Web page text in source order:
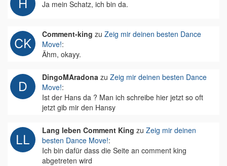
Ja mein Schatz, ich bin da.
Comment-king zu Zeig mir deinen besten Dance
Move!:
Ähm, okayy.
DingoMAradona zu Zeig mir deinen besten Dance
Move!:
Ist der Hans da ? Man ich schreibe hier jetzt so oft
jetzt gib mir den Hansy
Lang leben Comment King zu Zeig mir deinen
besten Dance Move!:
Ich bin dafür dass die Seite an comment king
abgetreten wird